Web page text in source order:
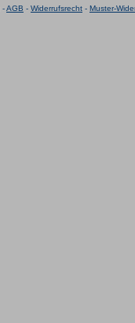
-AGB - Widerrufsrecht - Muster-